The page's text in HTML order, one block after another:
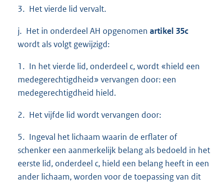
3. Het vierde lid vervalt.
j. Het in onderdeel AH opgenomen artikel 35c
wordt als volgt gewijzigd:
1. In het vierde lid, onderdeel c, wordt «hield een
medegerechtigdheid» vervangen door: een
medegerechtigdheid hield.
2. Het vijfde lid wordt vervangen door:
5. Ingeval het lichaam waarin de erflater of
schenker een aanmerkelijk belang als bedoeld in het
eerste lid, onderdeel c, hield een belang heeft in een
ander lichaam, worden voor de toepassing van dit